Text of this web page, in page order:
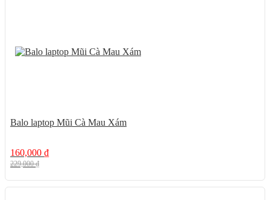
Balo laptop Mũi Cà Mau Xám
160,000 ₫
229,000₫